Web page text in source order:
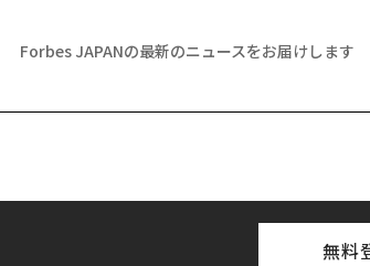
Forbes JAPANの最新のニュースをお届けします
無料